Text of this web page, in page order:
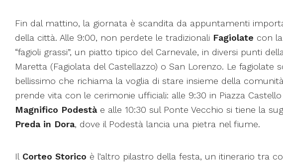
Fin dal mattino, la giornata è scandita da appuntamenti
della città. Alle 9:00, non perdete le tradizionali Fagiolate con
“fagioli grassi”, un piatto tipico del Carnevale, in diversi punti
Maretta (Fagiolata del Castellazzo) o San Lorenzo. Le fagiolate
bellissimo che richiama la voglia di stare insieme della
prende vita con le cerimonie ufficiali: alle 9:30 in Piazza Castello
Magnifico Podestàe alle 10:30 sul Ponte Vecchio si tiene la
Preda in Dora, dove il Podestà lancia una pietra nel fiume.
Il Corteo Storico è l’altro pilastro della festa, un itinerario tra